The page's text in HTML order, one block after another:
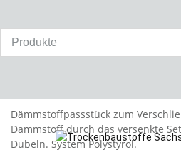
SAKRET STR
Dämmstoffpassstück zum
Dämmstoff durch das versenkte
Dübeln. System Polystyrol.